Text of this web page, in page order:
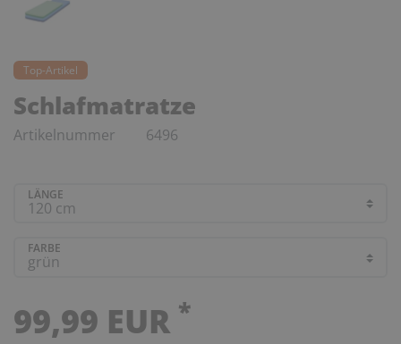
Top-Artikel
Schlafmatratze
Artikelnummer 6496
LÄNGE
FARBE
99,99 EUR *